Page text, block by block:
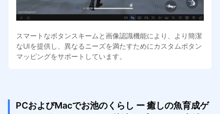
スマートなボタンスキームと画像認識機能により、より簡潔
なUIを提供し、異なるニーズを満たすためにカスタムボタン
マッピングをサポートしています。
PCおよびMacでお池のくらし ー 癒しの魚育成ゲ